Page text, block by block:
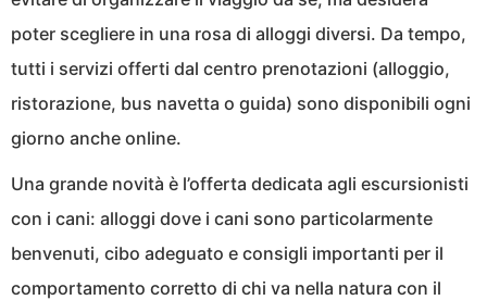
poter scegliere in una rosa di alloggi diversi. Da tempo,
tutti i servizi offerti dal centro prenotazioni (alloggio,
ristorazione, bus navetta o guida) sono disponibili ogni
giorno anche online.
Una grande novità è l’offerta dedicata agli escursionisti
con i cani: alloggi dove i cani sono particolarmente
benvenuti, cibo adeguato e consigli importanti per il
comportamento corretto di chi va nella natura con il